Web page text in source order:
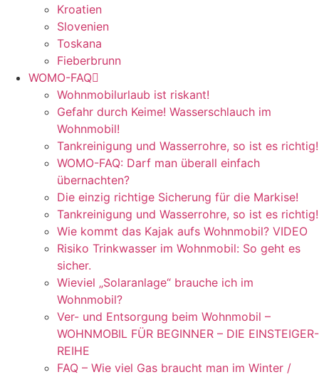
Kroatien
Slovenien
Toskana
Fieberbrunn
WOMO-FAQ
Wohnmobilurlaub ist riskant!
Gefahr durch Keime! Wasserschlauch im
Wohnmobil!
Tankreinigung und Wasserrohre, so ist es richtig!
WOMO-FAQ: Darf man überall einfach
übernachten?
Die einzig richtige Sicherung für die Markise!
Tankreinigung und Wasserrohre, so ist es richtig!
Wie kommt das Kajak aufs Wohnmobil? VIDEO
Risiko Trinkwasser im Wohnmobil: So geht es
sicher.
Wieviel „Solaranlage“ brauche ich im
Wohnmobil?
Ver- und Entsorgung beim Wohnmobil –
WOHNMOBIL FÜR BEGINNER – DIE EINSTEIGER-
REIHE
FAQ – Wie viel Gas braucht man im Winter /